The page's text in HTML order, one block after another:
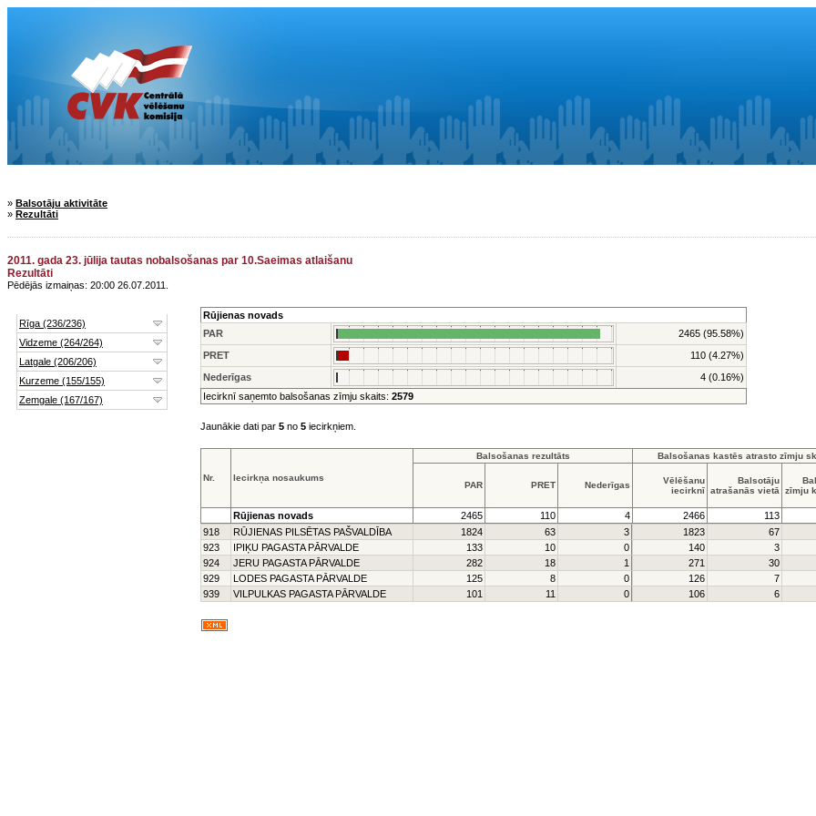
» Balsotāju aktivitāte
» Rezultāti
2011. gada 23. jūlija tautas nobalsošanas par 10.Saeimas atlaišanu
Rezultāti
Pēdējās izmaiņas: 20:00 26.07.2011.
Rūjienas novads
PAR
2465 (95.58%)
PRET
110 (4.27%)
Nederīgas
4 (0.16%)
Iecirknī saņemto balsošanas zīmju skaits: 2579
Jaunākie dati par 5 no 5 iecirkņiem.
Nr. Iecirkņa nosaukums
Balsošanas rezultāts Balsošanas kastēs atrasto zīmju
PAR PRET Nederīgas
Vēlēšanu
iecirknī
Balsotāju
atrašanās vietā
zīmju
Rūjienas novads 2465 110 4 2466 113
918
RŪJIENAS PILSĒTAS PAŠVALDĪBA 1824 63 3 1823 67
923
IPIĶU PAGASTA PĀRVALDE 133 10 0 140 3
924
JERU PAGASTA PĀRVALDE 282 18 1 271 30
929
LODES PAGASTA PĀRVALDE 125 8 0 126 7
939
VILPULKAS PAGASTA PĀRVALDE 101 11 0 106 6